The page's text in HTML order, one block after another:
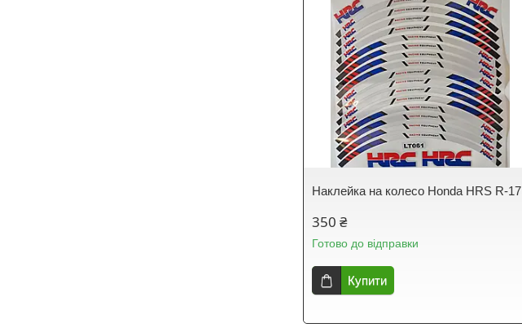
Наклейка на колесо Honda HRS R-17
350 ₴
Готово до відправки
Купити